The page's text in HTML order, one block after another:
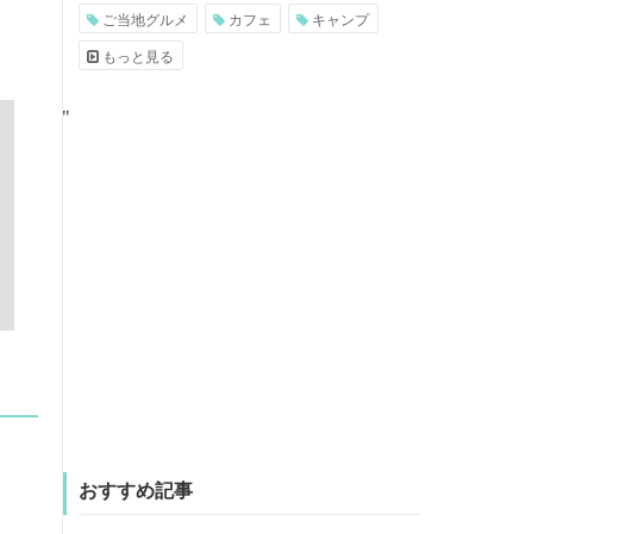
ご当地グルメ カフェ キャンプ
もっと見る
"
おすすめ記事